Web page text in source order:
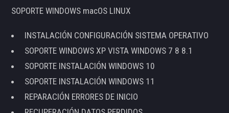
SOPORTE WINDOWS macOS LINUX
INSTALACIÓN CONFIGURACIÓN SISTEMA OPERATIVO
SOPORTE WINDOWS XP VISTA WINDOWS 7 8 8.1
SOPORTE INSTALACIÓN WINDOWS 10
SOPORTE INSTALACIÓN WINDOWS 11
REPARACIÓN ERRORES DE INICIO